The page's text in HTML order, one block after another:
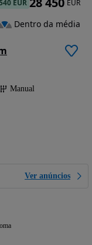
Manual
Ver anúncios
EUR EUR
Dentro da média